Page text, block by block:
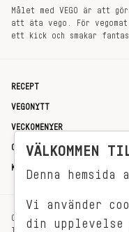
Målet med VEGO är att
att äta vego. För
ett kick och smakar
RECEPT
VEGONYTT
VECKOMENYER
OM OSS
KONTAKT
OXENSTIERNSGATAN 33
VÄLKOMMEN
Denna hemsida
Vi använder
din upplevelse